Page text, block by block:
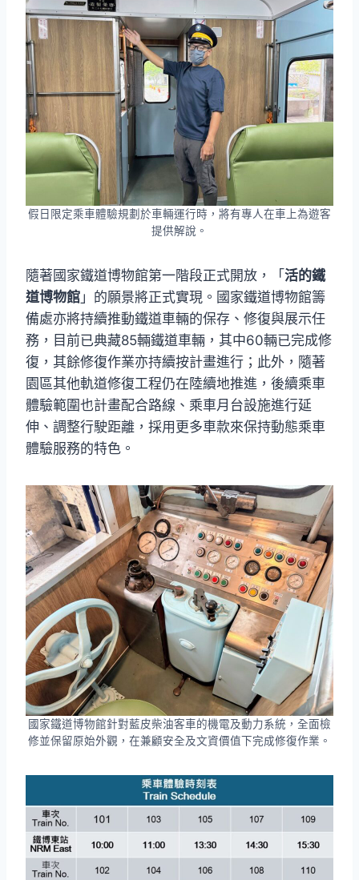
假日限定乘車體驗規劃於車輛運行時，將有專人在車上為遊客
提供解說。
隨著國家鐵道博物館第一階段正式開放，「 活的鐵
道博物館 」的願景將正式實現。國家鐵道博物館籌
備處亦將持續推動鐵道車輛的保存、修復與展示任
務，目前已典藏85輛鐵道車輛，其中60輛已完成修
復，其餘修復作業亦持續按計畫進行；此外，隨著
園區其他軌道修復工程仍在陸續地推進，後續乘車
體驗範圍也計畫配合路線、乘車月台設施進行延
伸、調整行駛距離，採用更多車款來保持動態乘車
體驗服務的特色。
國家鐵道博物館針對藍皮柴油客車的機電及動力系統，全面檢
修並保留原始外觀，在兼顧安全及文資價值下完成修復作業。